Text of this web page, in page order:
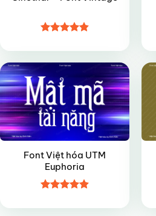
hạng4.85
5 sao
Font Việt hóa UTM
Euphoria
hạng4.95